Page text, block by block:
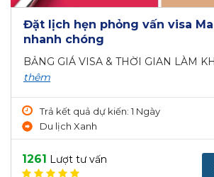
Đặt lịch hẹn phỏng vấn visa
nhanh chóng
BẢNG GIÁ VISA & THỜI GIAN LÀM
thêm
Trả kết quả dự kiến: 1 Ngày
Du lịch Xanh
1261 Lượt tư vấn